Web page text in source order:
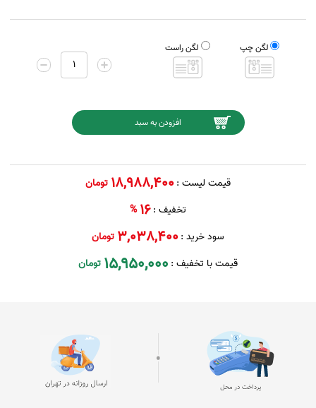
لگن چپ لگن راست
قیمت لیست :18,988,400 تومان
تخفیف :16
%
سود خرید :3,038,400 تومان
قیمت با تخفیف : 15,950,000 تومان